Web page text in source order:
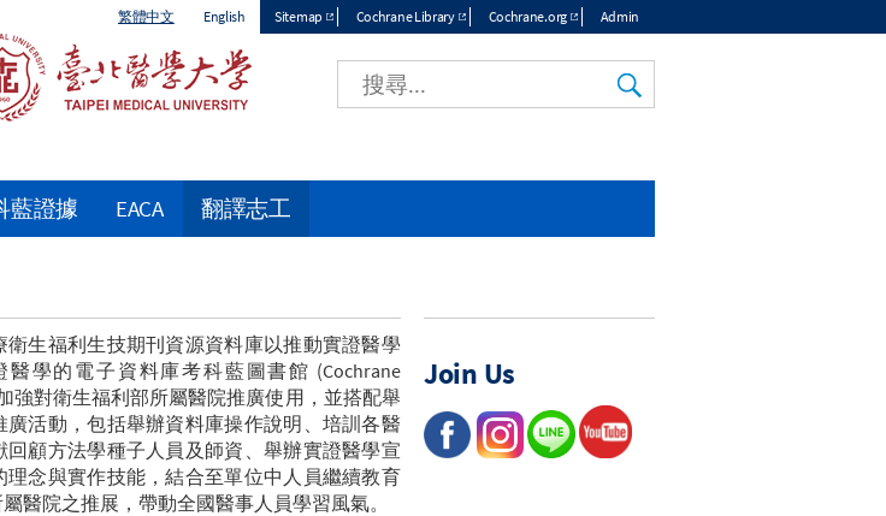
繁體中文 English Sitemap Cochrane Library Cochrane.org Admin
生福利生技期刊資源資料庫以推動實證醫學
學的電子資料庫考科藍圖書館 (Cochrane
強對衛生福利部所屬醫院推廣使用，並搭配舉
活動，包括舉辦資料庫操作說明、培訓各醫
顧方法學種子人員及師資、舉辦實證醫學宣
念與實作技能，結合至單位中人員繼續教育
醫院之推展，帶動全國醫事人員學習風氣。
Join Us
藍證據 EACA 翻譯志工